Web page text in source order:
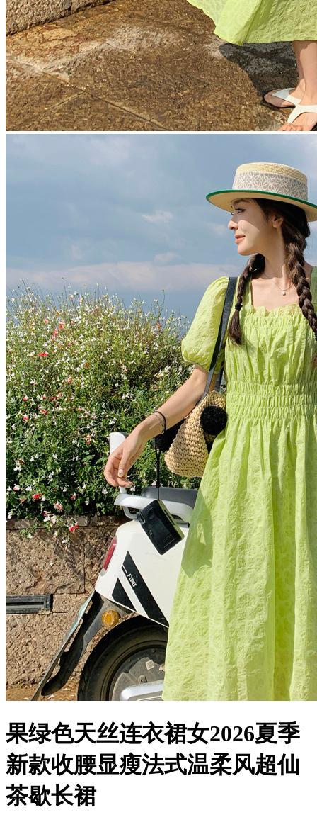
果绿色天丝连衣裙女2026夏季
新款收腰显瘦法式温柔风超仙
茶歇长裙